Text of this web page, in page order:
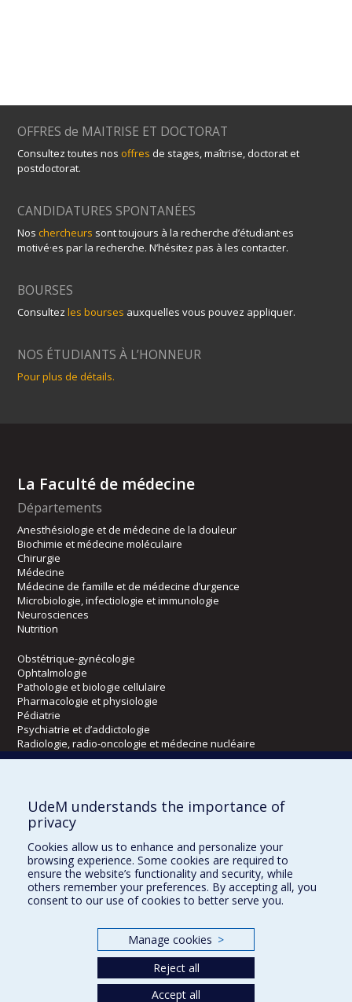
OFFRES de MAITRISE ET DOCTORAT
Consultez toutes nos offres de stages, maîtrise, doctorat et
postdoctorat.
CANDIDATURES SPONTANÉES
Noschercheurs sont toujours à la recherche d’étudiant·es
motivé·es par la recherche. N’hésitez pas à les contacter.
BOURSES
Consultezles bourses auxquelles vous pouvez appliquer.
NOS ÉTUDIANTS À L’HONNEUR
Pour plus de détails.
La Faculté de médecine
Départements
Anesthésiologie et de médecine de la douleur
Biochimie et médecine moléculaire
Chirurgie
Médecine
Médecine de famille et de médecine d’urgence
Microbiologie, infectiologie et immunologie
Neurosciences
Nutrition
Obstétrique-gynécologie
Ophtalmologie
Pathologie et biologie cellulaire
Pharmacologie et physiologie
Pédiatrie
Psychiatrie et d’addictologie
Radiologie, radio-oncologie et médecine nucléaire
Écoles
Kinésiologie et des sciences de l’activité physique
Orthophonie et audiologie
Réadaptation
Directions
DPC
UdeM understands the importance of
privacy
Cookies allow us to enhance and personalize your
browsing experience. Some cookies are required to
ensure the website’s functionality and security, while
others remember your preferences. By accepting all, you
consent to our use of cookies to better serve you.
Manage cookies >
Reject all
Accept all